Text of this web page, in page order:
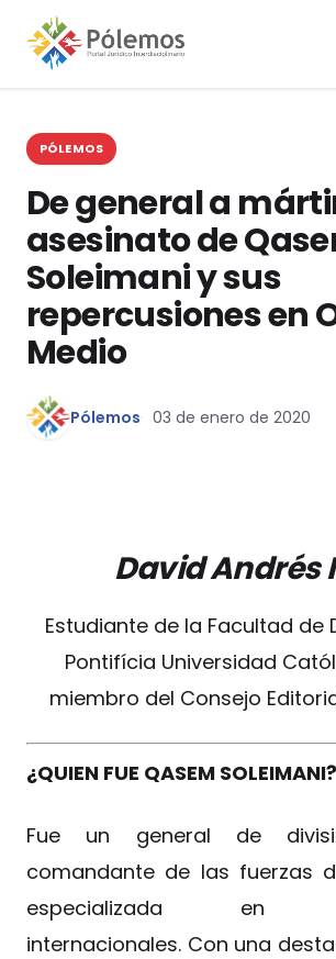
PÓLEMOS
De general a
asesinato de
Soleimani y sus
repercusiones en
Medio
Pólemos 03 de enero de 2020
David Andrés
Estudiante de la Facultad de
Pontifícia Universidad
miembro del Consejo
¿QUIEN FUE QASEM SOLEIMANI?
Fue un general de
comandante de las fuerzas
especializada en
internacionales. Con una